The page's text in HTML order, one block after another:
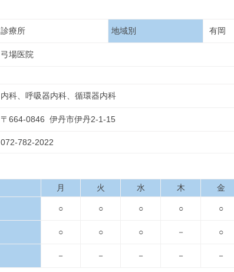
診療所 地域別 有岡
弓場医院
内科、呼吸器内科、循環器内科
〒664-0846 伊丹市伊丹2-1-15
072-782-2022
月 火 水 木 金
○ ○ ○ ○ ○
○ ○ ○ － ○
－ － － － －